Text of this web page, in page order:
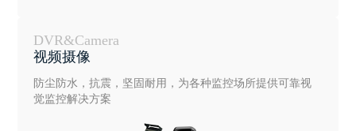
DVR&Camera
视频摄像
防尘防水，抗震，坚固耐用，为各种监控场所提供可靠视
觉监控解决方案